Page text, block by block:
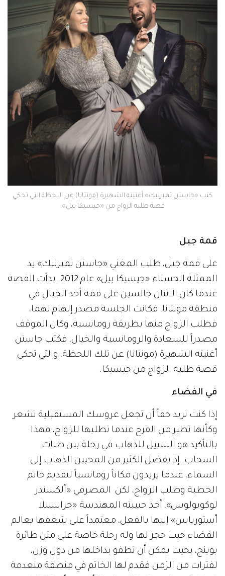
كتب «جاستن تمبرليك» أغنيته الشهيرة (مونتانا) عن اللحظة التي تحكي
قصة طلبه الزواج من «جيسيكا بيل».
قمة جبل
على قمة جبل، طلب المغني «جاستن تمبرليك» يد
الممثلة الحسناء «جيسيكا بيل» عام 2012. بدأت القصة
عندما كان الاثنان جالسين على قمة أحد الجبال في
منطقة مونتانا، فكانت الجلسة مصدر إلهام لهما،
فطلب الزواج منها بطريقة رومانسية، وكان الموقف
مصدراً للسعادة والرومانسية والخيال، فكتب جاستن
أغنيته الشهيرة (مونتانا) عن تلك اللحظة، والتي تحكي
قصة طلبه الزواج من جيسيكا.
في الفضاء
إذا كنت تريد حقاً أن تجعل عروسك المستقبلية تشعر
وكأنها تطير من الفرح عندما تطلبها للزواج، فهذا
بالتأكيد هو السبيل للذهاب في رحلة بين طيات
السحاب. إذ يفضل الكثير من المحبين الذهاب إلى
السماء، عندما يريدون مكاناً رومانسياً لتقديم خاتم
الخطبة وطلب الزواج، لكن المصرفي «ألكسندر
لوكوبولوس»، أخذ حبيبته المهندسة «جراسييلا
أستورياس» إليها بالفعل، معتمداً على شغفها بعالم
الفضاء حيث حجز لها وله رحلة خاصة على متن طائرة
بوينج، بحيث يمكن أن تطفو بداخلها من دون وزن،
لفترات من الزمن فقدم لها الخاتم في منطقة منعدمة